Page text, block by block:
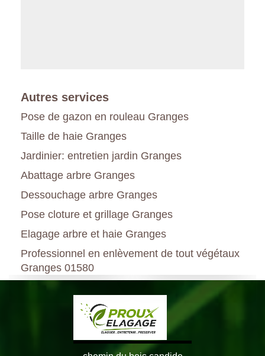
Autres services
Pose de gazon en rouleau Granges
Taille de haie Granges
Jardinier: entretien jardin Granges
Abattage arbre Granges
Dessouchage arbre Granges
Pose cloture et grillage Granges
Elagage arbre et haie Granges
Professionnel en enlèvement de tout végétaux
Granges 01580